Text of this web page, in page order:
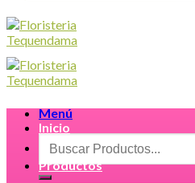
Menú
Buscar
por:
Inicio
Productos